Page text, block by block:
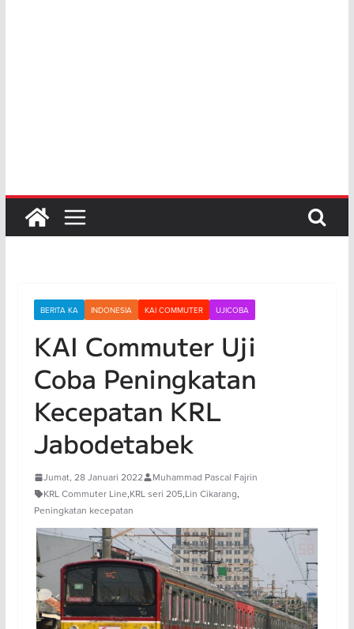
BERITA KA INDONESIA KAI COMMUTER UJICOBA
KAI Commuter Uji
Coba Peningkatan
Kecepatan KRL
Jabodetabek
Jumat, 28 Januari 2022
Muhammad Pascal Fajrin
KRL Commuter Line,KRL seri 205,Lin Cikarang,
Peningkatan kecepatan